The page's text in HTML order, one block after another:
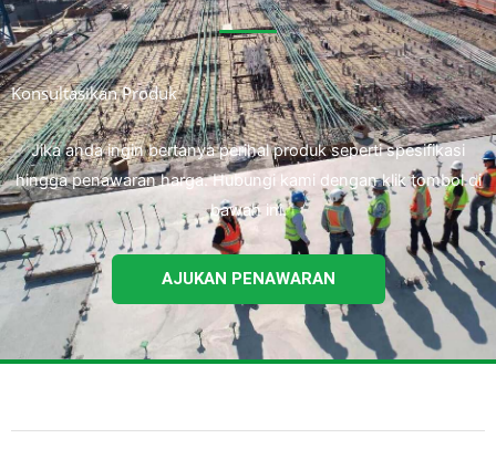
Konsultasikan Produk
Jika anda ingin bertanya perihal produk seperti spesifikasi
hingga penawaran harga. Hubungi kami dengan klik tombol di
bawah ini.
AJUKAN PENAWARAN